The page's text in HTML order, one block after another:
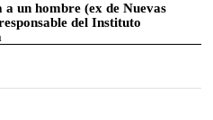
un hombre (ex de Nuevas
del Instituto